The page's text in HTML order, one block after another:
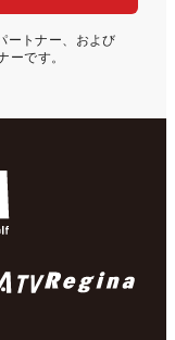
ートナー、および
ーです。